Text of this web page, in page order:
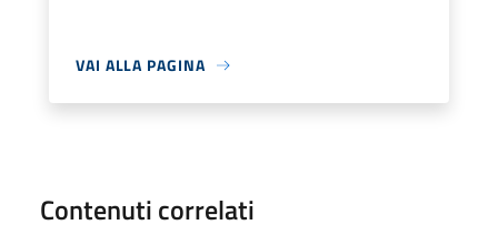
VAI ALLA PAGINA
Contenuti correlati